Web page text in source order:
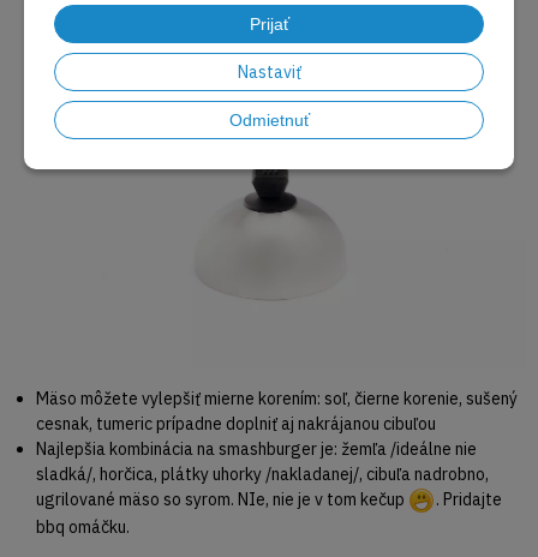
Prijať
Nastaviť
Odmietnuť
Mäso môžete vylepšiť mierne korením: soľ, čierne korenie, sušený
cesnak, tumeric prípadne doplniť aj nakrájanou cibuľou
Najlepšia kombinácia na smashburger je: žemľa /ideálne nie
sladká/, horčica, plátky uhorky /nakladanej/, cibuľa nadrobno,
ugrilované mäso so syrom. NIe, nie je v tom kečup
. Pridajte
bbq omáčku.